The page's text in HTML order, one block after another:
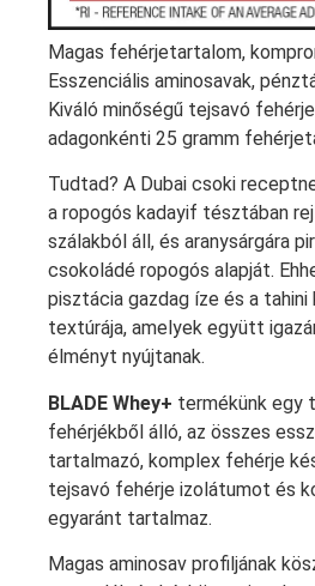
Magas fehérjetartalom,
Esszenciális aminosavak,
Kiváló minőségű tejsavó
adagonkénti 25 gramm
Tudtad? A Dubai csoki
a ropogós kadayif tésztában
szálakból áll, és aranysárgára
csokoládé ropogós alapját.
pisztácia gazdag íze és a tahini
textúrája, amelyek együtt
élményt nyújtanak.
BLADE Whey+ termékünk egy
fehérjékből álló, az összes
tartalmazó, komplex fehérje
tejsavó fehérje izolátumot és
egyaránt tartalmaz.
Magas aminosav profiljának